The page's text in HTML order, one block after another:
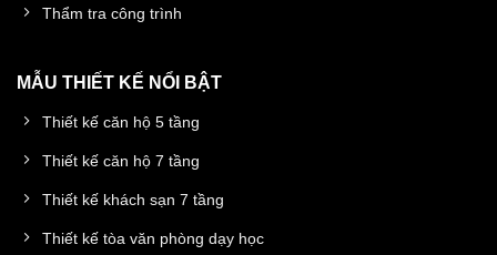
Thẩm tra công trình
MẪU THIẾT KẾ NỔI BẬT
Thiết kế căn hộ 5 tầng
Thiết kế căn hộ 7 tầng
Thiết kế khách sạn 7 tầng
Thiết kế tòa văn phòng dạy học